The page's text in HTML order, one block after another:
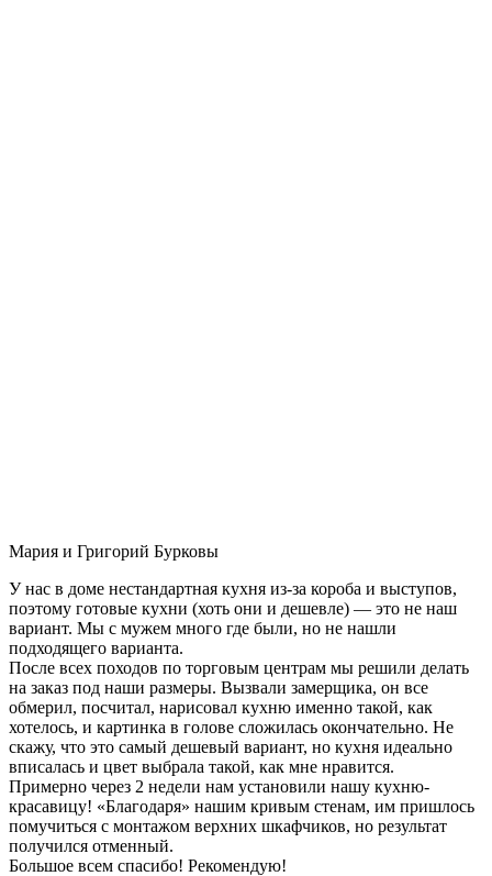
Мария и Григорий Бурковы
У нас в доме нестандартная кухня из-за короба и выступов,
поэтому готовые кухни (хоть они и дешевле) — это не наш
вариант. Мы с мужем много где были, но не нашли
подходящего варианта.
После всех походов по торговым центрам мы решили делать
на заказ под наши размеры. Вызвали замерщика, он все
обмерил, посчитал, нарисовал кухню именно такой, как
хотелось, и картинка в голове сложилась окончательно. Не
скажу, что это самый дешевый вариант, но кухня идеально
вписалась и цвет выбрала такой, как мне нравится.
Примерно через 2 недели нам установили нашу кухню-
красавицу! «Благодаря» нашим кривым стенам, им пришлось
помучиться с монтажом верхних шкафчиков, но результат
получился отменный.
Большое всем спасибо! Рекомендую!